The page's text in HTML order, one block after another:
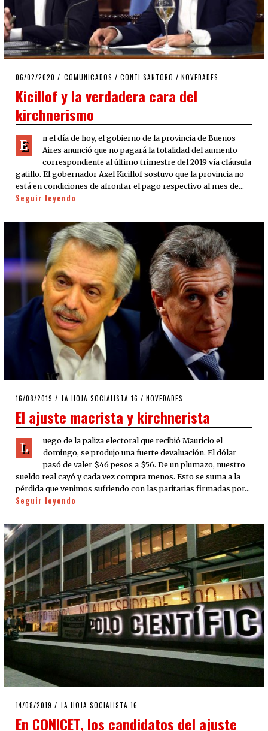
POSTED
06/02/2020 06/02/2020
COMUNICADOS / CONTI-SANTORO / NOVEDADES
Kicillof y la verdadera cara del
kirchnerismo
E
n el día de hoy, el gobierno de la provincia de Buenos
Aires anunció que no pagará la totalidad del aumento
correspondiente al último trimestre del 2019 vía cláusula
gatillo. El gobernador Axel Kicillof sostuvo que la provincia no
está en condiciones de afrontar el pago respectivo al mes de…
Seguir leyendo
POSTED
16/08/2019 16/08/2019
LA HOJA SOCIALISTA 16 / NOVEDADES
El ajuste macrista y kirchnerista
L
uego de la paliza electoral que recibió Mauricio el
domingo, se produjo una fuerte devaluación. El dólar
pasó de valer $46 pesos a $56. De un plumazo, nuestro
sueldo real cayó y cada vez compra menos. Esto se suma a la
pérdida que venimos sufriendo con las paritarias firmadas por…
Seguir leyendo
POSTED
14/08/2019 14/08/2019
LA HOJA SOCIALISTA 16
En CONICET, los candidatos del ajuste